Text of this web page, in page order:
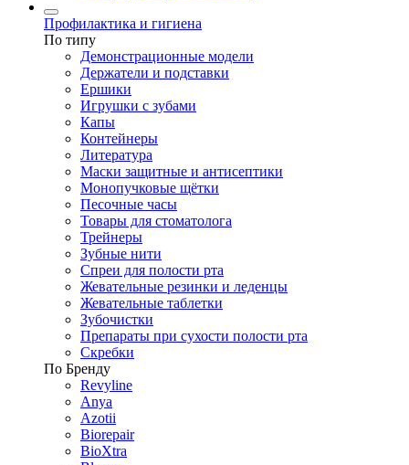
Профилактика и гигиена
По типу
Демонстрационные модели
Держатели и подставки
Ершики
Игрушки с зубами
Капы
Контейнеры
Литература
Маски защитные и антисептики
Монопучковые щётки
Песочные часы
Товары для стоматолога
Трейнеры
Зубные нити
Спреи для полости рта
Жевательные резинки и леденцы
Жевательные таблетки
Зубочистки
Препараты при сухости полости рта
Скребки
По Бренду
Revyline
Anya
Azotii
Biorepair
BioXtra